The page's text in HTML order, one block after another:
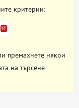
критерии:
премахнете някои
на търсене.